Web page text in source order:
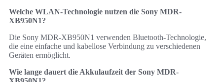
Welche WLAN-Technologie nutzen die Sony MDR-
XB950N1?
Die Sony MDR-XB950N1 verwenden Bluetooth-Technologie,
die eine einfache und kabellose Verbindung zu verschiedenen
Geräten ermöglicht.
Wie lange dauert die Akkulaufzeit der Sony MDR-